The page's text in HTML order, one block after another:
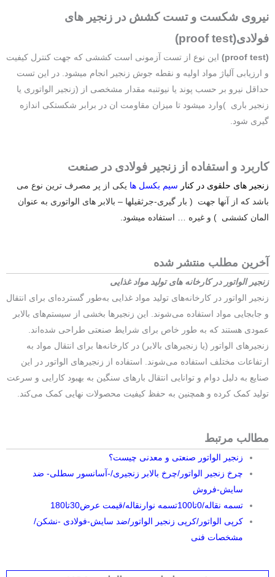
نیروی شکست و تست کشش در زنجیر های
فولادی(proof test)
(proof test)
این نوع از تست آزمونی است کششی که جهت کنترل کیفیت
و ارزیابی آلیاژ مواد اولیه و نقطه جوش زنجیر انجام میشود. در این تست
حداقل نیرو بر حسب پوند یا نیوتنبه مقدار مشخصی از (زنجیر الواتوری یا
زنجیر باری )وارد میشود تا میزان مقاومت ان در برابر شکستکی اندازه
گیری شود.
کاربرد و استفاده از زنجیر فولادی در صنعت
زنجیر های حلقوی در کنار سیم بکسل ها یکی از پر مصرف ترین نوع می
باشد که از آنها جهت ( بار گیری-جرثقیلها – بالابر های الواتوری به عنوان
المان کششی ) و غیره … استفاده میشود.
آخرین مطلب منتشر شده
زنجیر الواتور در کارخانه ‌های تولید مواد غذایی
زنجیر الواتور در کارخانه‌های تولید مواد غذایی به‌طور گسترده‌ای برای انتقال
و جابجایی مواد استفاده می‌شوند. این زنجیرها بخشی از سیستم‌های بالابر
عمودی هستند که به طور خاص برای شرایط صنعتی طراحی شده‌اند.
زنجیرهای الواتور (یا زنجیرهای بالابر) در کارخانه‌ها برای انتقال مواد به
ارتفاعات مختلف استفاده می‌شوند. استفاده از زنجیرهای الواتور در این
صنایع به دلیل دوام و توانایی انتقال بارهای سنگین به بهبود کارایی و سرعت
تولید کمک کرده و همچنین به حفظ کیفیت محصولات نهایی کمک می‌کند.
مطالب مرتبط
زنجیر الواتور صنعتی و معدنی چیست؟
چرخ زنجیر الواتور/چرخ بالابر زنجیری/-آسانسور سطلی- ضد
سایش-فروش
تسمه نقاله/0تا100تسمه نوارنقاله/قیمت عرض30تا180
کرپی الواتور/کرپی زنجیر الواتور/ضد سایش-فولادی -نشکن/
مشخصات فنی